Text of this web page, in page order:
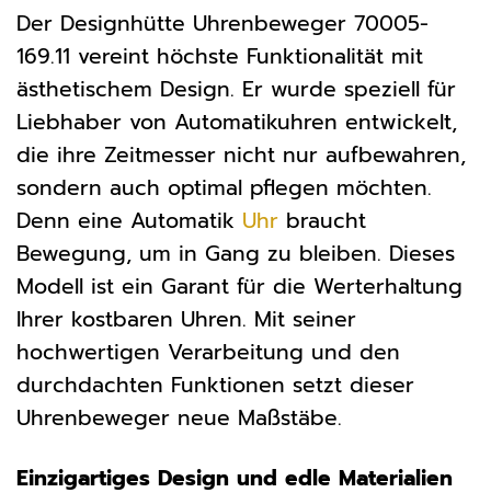
Der Designhütte Uhrenbeweger 70005-
169.11 vereint höchste Funktionalität mit
ästhetischem Design. Er wurde speziell für
Liebhaber von Automatikuhren entwickelt,
die ihre Zeitmesser nicht nur aufbewahren,
sondern auch optimal pflegen möchten.
Denn eine Automatik Uhr braucht
Bewegung, um in Gang zu bleiben. Dieses
Modell ist ein Garant für die Werterhaltung
Ihrer kostbaren Uhren. Mit seiner
hochwertigen Verarbeitung und den
durchdachten Funktionen setzt dieser
Uhrenbeweger neue Maßstäbe.
Einzigartiges Design und edle Materialien